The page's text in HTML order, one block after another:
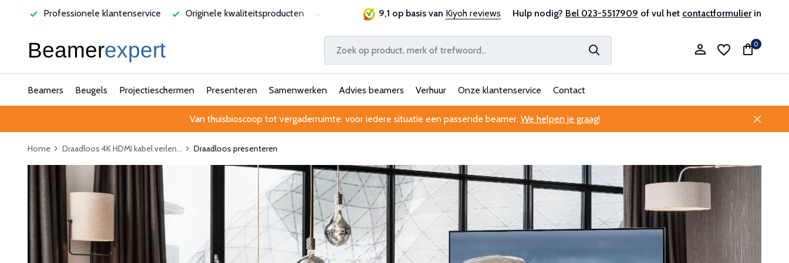
klantenservice Originele kwaliteitsproducten Laagste prijsgarantie Al 25 jaar betrouwbaar en ervaren Professionele klantenservice
9,1 op basis van Kiyoh reviews Hulp nodig? Bel 023-5517909 of vul het contactformulierin
Account aanmaken
Account aanmaken
0
Beamers Beugels Projectieschermen Presenteren Samenwerken Advies beamers Verhuur Onze klantenservice Contact
Van thuisbioscoop tot vergaderruimte: voor iedere situatie een passende beamer. We helpen je graag!
Home Draadloos 4K HDMI kabel verlen... Draadloos presenteren